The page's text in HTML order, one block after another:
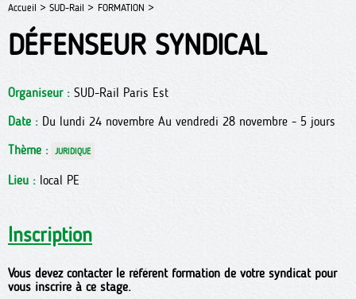
Accueil > SUD-Rail > FORMATION >
DÉFENSEUR SYNDICAL
Organiseur : SUD-Rail Paris Est
Date : Du lundi 24 novembre Au vendredi 28 novembre - 5 jours
Thème : JURIDIQUE
Lieu : local PE
Inscription
Vous devez contacter le référent formation de votre syndicat pour
vous inscrire à ce stage.